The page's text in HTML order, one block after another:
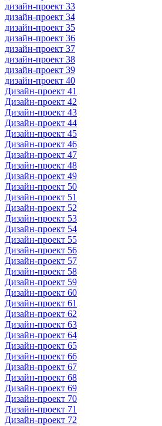
дизайн-проект 33
дизайн-проект 34
дизайн-проект 35
дизайн-проект 36
дизайн-проект 37
дизайн-проект 38
дизайн-проект 39
дизайн-проект 40
Дизайн-проект 41
Дизайн-проект 42
Дизайн-проект 43
Дизайн-проект 44
Дизайн-проект 45
Дизайн-проект 46
Дизайн-проект 47
Дизайн-проект 48
Дизайн-проект 49
Дизайн-проект 50
Дизайн-проект 51
Дизайн-проект 52
Дизайн-проект 53
Дизайн-проект 54
Дизайн-проект 55
Дизайн-проект 56
Дизайн-проект 57
Дизайн-проект 58
Дизайн-проект 59
Дизайн-проект 60
Дизайн-проект 61
Дизайн-проект 62
Дизайн-проект 63
Дизайн-проект 64
Дизайн-проект 65
Дизайн-проект 66
Дизайн-проект 67
Дизайн-проект 68
Дизайн-проект 69
Дизайн-проект 70
Дизайн-проект 71
Дизайн-проект 72